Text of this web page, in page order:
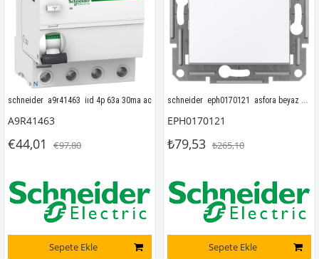
schneider  a9r41463  iıd 4p 63a 30ma ac
A9R41463
€44,01 €97,80
Sepete Ekle
schneider  eph0170121  asfora beyaz anahtar çerçevesiz
EPH0170121
₺79,53 ₺265,10
Sepete Ekle